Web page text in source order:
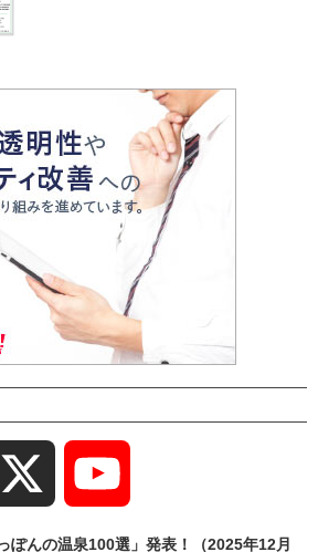
Channel
ぽんの温泉100選」発表！（2025年12月